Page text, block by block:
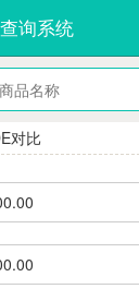
询系统
对比